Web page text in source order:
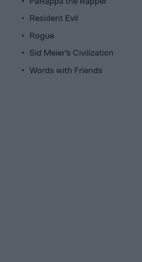
Resident Evil
Rogue
Sid Meier’s Civilization
Words with Friends